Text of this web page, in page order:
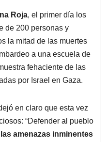
Roja, el primer día los
de 200 personas y
la mitad de las muertes
a una escuela de
fehaciente de las
por Israel en Gaza.
en claro que esta vez
“Defender al pueblo
las amenazas inminentes